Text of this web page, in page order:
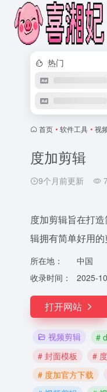
热门
首页 • 软件工具 • 视
度加剪辑
9个月前更新
度加剪辑旨在打
辑拥有简单好用
所在地：
中国
收录时间：
2025-
打开网站
视频剪辑 #
# 封面模板
#
# 度加官方下载